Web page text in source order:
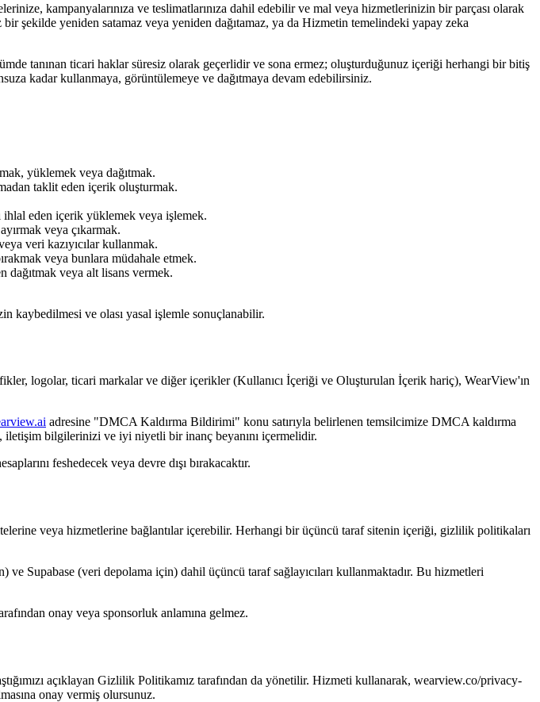
kampanyalarınıza ve teslimatlarınıza dahil edebilir ve mal veya hizmetlerinizin bir parçası olarak
şekilde yeniden satamaz veya yeniden dağıtamaz, ya da Hizmetin temelindeki yapay zeka
tanınan ticari haklar süresiz olarak geçerlidir ve sona ermez; oluşturduğunuz içeriği herhangi bir bitiş
kadar kullanmaya, görüntülemeye ve dağıtmaya devam edebilirsiniz.
yüklemek veya dağıtmak.
taklit eden içerik oluşturmak.
ihlal eden içerik yüklemek veya işlemek.
veya çıkarmak.
veri kazıyıcılar kullanmak.
veya bunlara müdahale etmek.
dağıtmak veya alt lisans vermek.
kaybedilmesi ve olası yasal işlemle sonuçlanabilir.
logolar, ticari markalar ve diğer içerikler (Kullanıcı İçeriği ve Oluşturulan İçerik hariç), WearView'ın
adresine "DMCA Kaldırma Bildirimi" konu satırıyla belirlenen temsilcimize DMCA kaldırma
bilgilerinizi ve iyi niyetli bir inanç beyanını içermelidir.
feshedecek veya devre dışı bırakacaktır.
veya hizmetlerine bağlantılar içerebilir. Herhangi bir üçüncü taraf sitenin içeriği, gizlilik politikaları
Supabase (veri depolama için) dahil üçüncü taraf sağlayıcıları kullanmaktadır. Bu hizmetleri
onay veya sponsorluk anlamına gelmez.
açıklayan Gizlilik Politikamız tarafından da yönetilir. Hizmeti kullanarak, wearview.co/privacy-
onay vermiş olursunuz.